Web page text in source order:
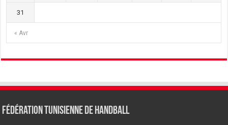
« Avr
31
Fédération tunisienne de Handball